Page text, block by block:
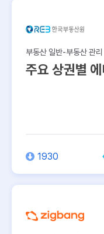
부동산 일반-부동산 관리
주요 상권별
1930